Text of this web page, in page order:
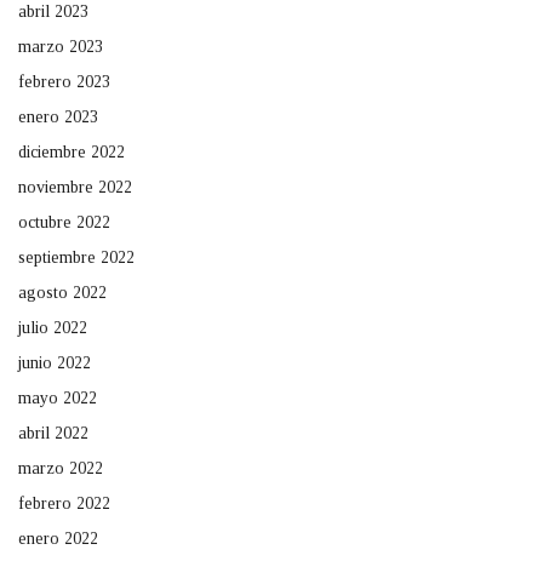
abril 2023
marzo 2023
febrero 2023
enero 2023
diciembre 2022
noviembre 2022
octubre 2022
septiembre 2022
agosto 2022
julio 2022
junio 2022
mayo 2022
abril 2022
marzo 2022
febrero 2022
enero 2022